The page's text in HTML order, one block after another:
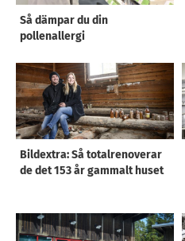
Så dämpar du din
pollenallergi
Bildextra: Så totalrenoverar
de det 153 år gammalt huset